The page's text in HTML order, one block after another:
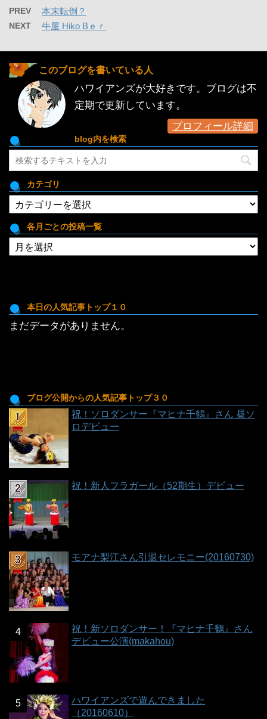
PREV 本末転倒？
NEXT 牛屋 Hiko Bｅｒ
このブログを書いている人
ハワイアンズが大好きです。ブログは不
定期で更新しています。
プロフィール詳細
blog内を検索
カテゴリ
テ
ゴ
リ
各月ごとの投稿一覧
各
月
投
稿
一
本日の人気記事トップ１０
まだデータがありません。
ブログ公開からの人気記事トップ３０
祝！ソロダンサー『マヒナ千鶴』さん 昼ソ
ロデビュー
祝！新人フラガール（52期生）デビュー
モアナ梨江さん引退セレモニー(20160730)
祝！新ソロダンサー！『マヒナ千鶴』さん
デビュー公演(makahou)
ハワイアンズで遊んできました
（20160610）